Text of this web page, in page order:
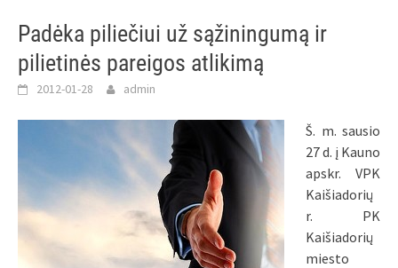
Padėka piliečiui už sąžiningumą ir
pilietinės pareigos atlikimą
2012-01-28 admin
Š. m. sausio
27 d. į Kauno
apskr. VPK
Kaišiadorių
r. PK
Kaišiadorių
miesto